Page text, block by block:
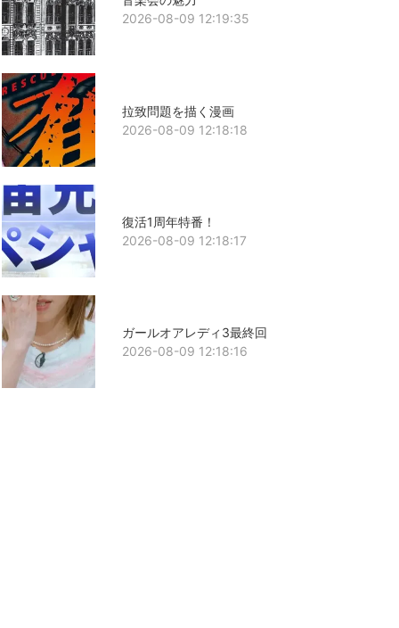
2026-08-09 12:19:35
拉致問題を描く漫画
2026-08-09 12:18:18
復活1周年特番！
2026-08-09 12:18:17
ガールオアレディ3最終回
2026-08-09 12:18:16